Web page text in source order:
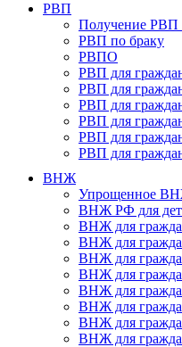
РВП
Получение РВП
РВП по браку
РВПО
РВП для
РВП для
РВП для
РВП для
РВП для
РВП для
ВНЖ
Упрощенное
ВНЖ РФ для
ВНЖ для
ВНЖ для
ВНЖ для
ВНЖ для
ВНЖ для
ВНЖ для
ВНЖ для
ВНЖ для